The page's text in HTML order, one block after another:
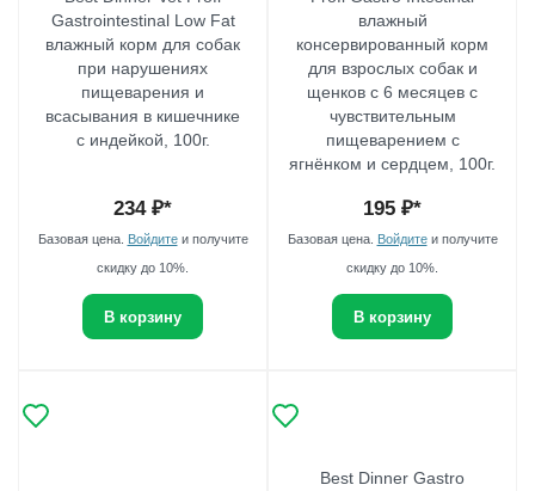
Gastrointestinal Low Fat
влажный корм для собак
при нарушениях
пищеварения и
всасывания в кишечнике
с индейкой, 100г.
234₽*
Базовая цена. Войдитеи получите
скидку до 10%.
В корзину
влажный
консервированный корм
для взрослых собак и
щенков с 6 месяцев с
чувствительным
пищеварением с
ягнёнком и сердцем, 100г.
195 ₽*
Базовая цена. Войдитеи получите
скидку до 10%.
В корзину
Best Dinner Gastro